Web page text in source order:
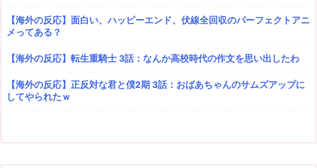
【海外の反応】面白い、ハッピーエンド、伏線全回収のパーフェクトアニ
メってある？
【海外の反応】転生重騎士 3話：なんか高校時代の作文を思い出したわ
【海外の反応】正反対な君と僕2期 3話：おばあちゃんのサムズアップに
してやられたｗ